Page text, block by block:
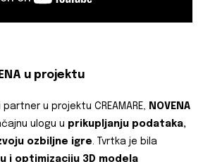
u projektu
u projektu CREAMARE, NOVENA
ulogu u prikupljanju podataka,
ozbiljne igre. Tvrtka je bila
i optimizaciju 3D modela